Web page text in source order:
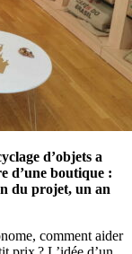
d’objets a
d’une boutique :
du projet, un an
comment aider